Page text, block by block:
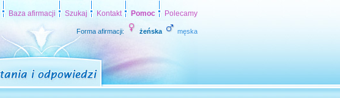
Baza afirmacji Szukaj Kontakt Pomoc Polecamy
Forma afirmacji: żeńska męska